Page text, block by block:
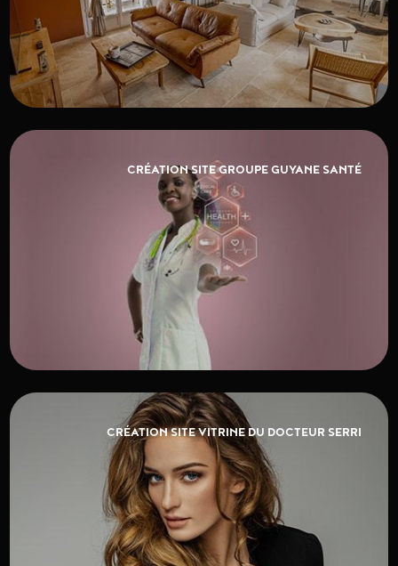
CRÉATION SITE GROUPE GUYANE SANTÉ
CRÉATION SITE VITRINE DU DOCTEUR SERRI